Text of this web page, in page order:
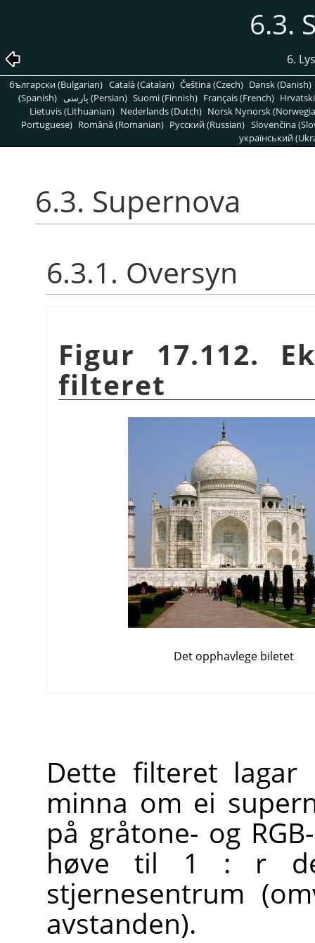
6.3.
6.
български (Bulgarian) Català (Catalan) Čeština (Czech) Dansk (Danish)
(Spanish)
پارسی (Persian) Suomi (Finnish) Français (French)
Lietuvis (Lithuanian) Nederlands (Dutch) Norsk Nynorsk
Portuguese) Română (Romanian) Pусский (Russian) Slovenčina
український
6.3. Supernova
6.3.1. Oversyn
Figur 17.112.
filteret
Det opphavlege biletet
Dette filteret
minna om ei
på gråtone- og
høve til 1 : r
stjernesentrum
avstanden).